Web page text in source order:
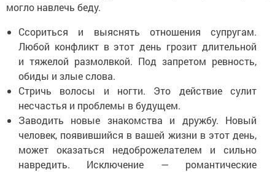
могло навлечь беду.
Ссориться и выяснять отношения супругам.
Любой конфликт в этот день грозит длительной
и тяжелой размолвкой. Под запретом ревность,
обиды и злые слова.
Стричь волосы и ногти. Это действие сулит
несчастья и проблемы в будущем.
Заводить новые знакомства и дружбу. Новый
человек, появившийся в вашей жизни в этот день,
может оказаться недоброжелателем и сильно
навредить. Исключение — романтические